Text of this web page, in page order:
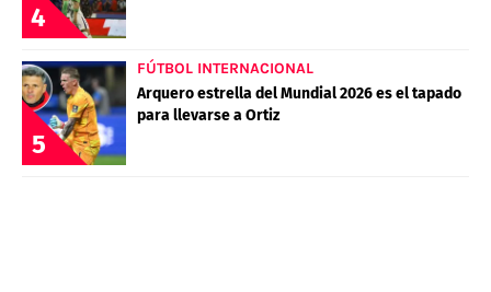
4
5
FÚTBOL INTERNACIONAL
Arquero estrella del Mundial 2026 es el tapado
para llevarse a Ortiz